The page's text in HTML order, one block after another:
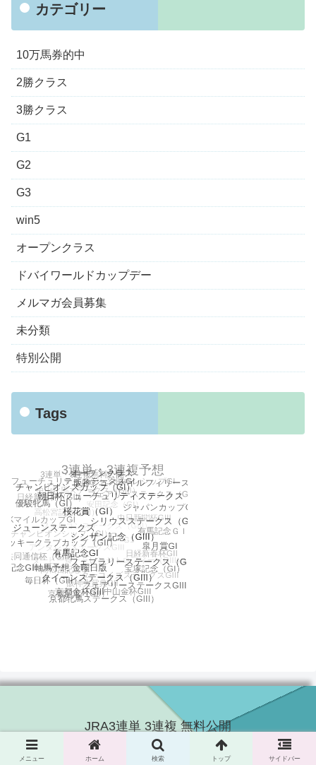
カテゴリー
10万馬券的中
2勝クラス
3勝クラス
G1
G2
G3
win5
オープンクラス
ドバイワールドカップデー
メルマガ会員募集
未分類
特別公開
Tags
JRA3連単 3連複 無料公開
© 2016 JRA3連単 3連複 無料公開.
メニュー ホーム 検索 トップ サイドバー